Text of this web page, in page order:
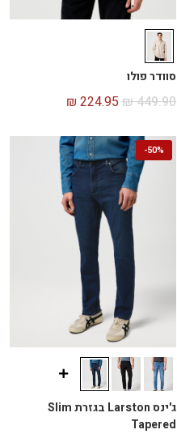
סוודר פולו
₪449.90
₪ 224.95
50%
-
ג'ינס Larston בגזרת Slim
Tapered